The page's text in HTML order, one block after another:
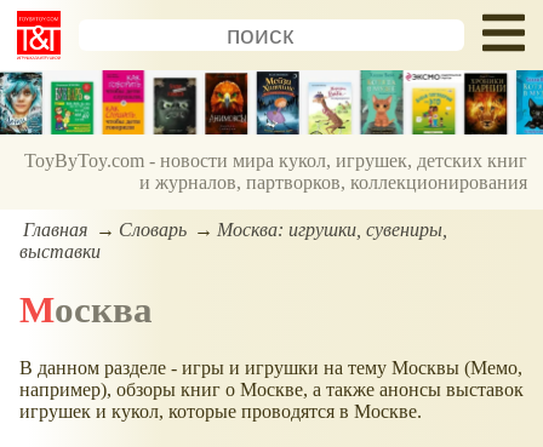
ToyByToy.com - новости мира кукол, игрушек, детских книг
и журналов, партворков, коллекционирования
Главная Словарь
Москва: игрушки, сувениры,
выставки
Москва
В данном разделе - игры и игрушки на тему Москвы (Мемо,
например), обзоры книг о Москве, а также анонсы выставок
игрушек и кукол, которые проводятся в Москве.